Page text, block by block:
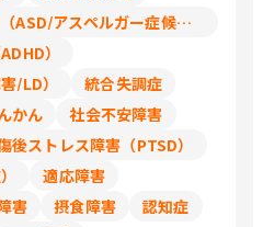
自閉症スペクトラム障害（ASD/アスペルガー症候群/広汎性発達障害）
）
/LD）
統合失調症
かん
社会不安障害
後ストレス障害（PTSD）
適応障害
害 摂食障害
認知症